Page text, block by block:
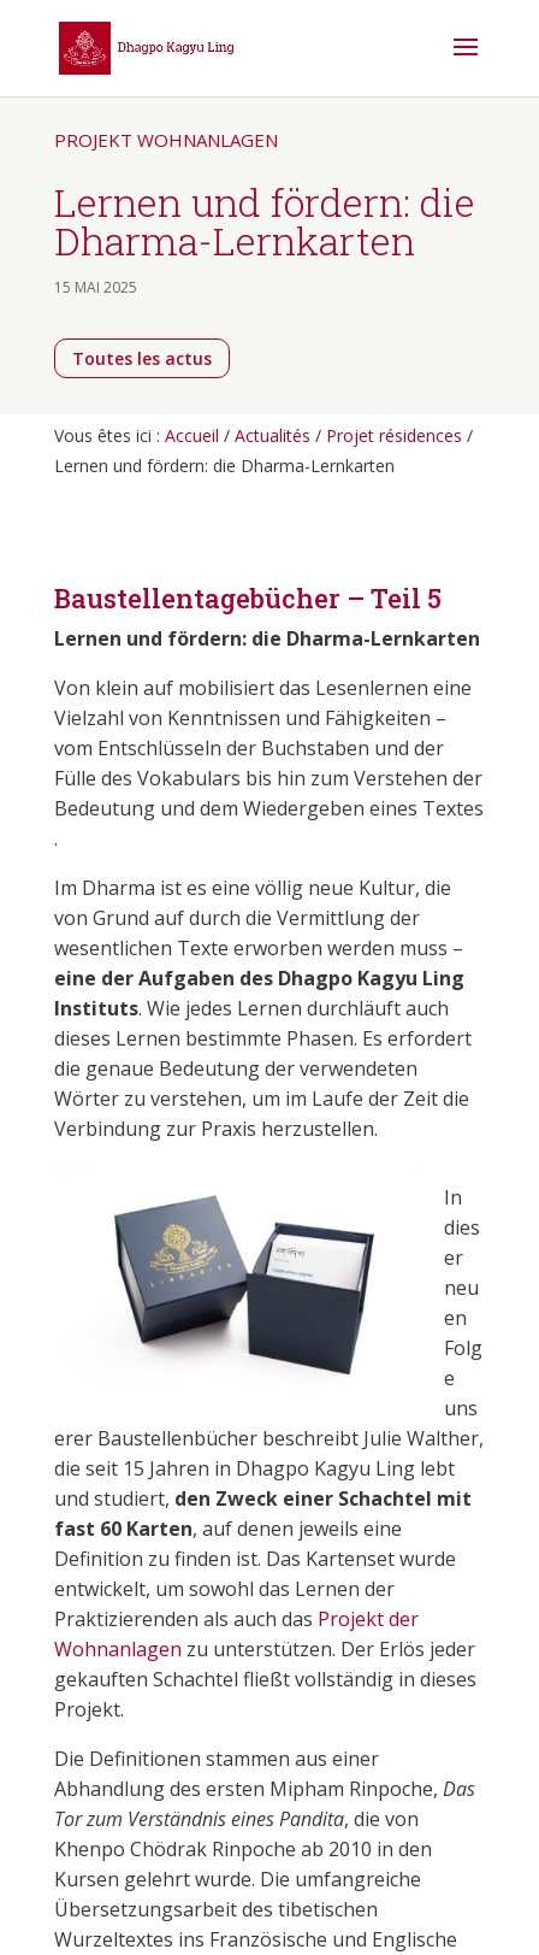
PROJEKT WOHNANLAGEN
Lernen und fördern: die
Dharma-Lernkarten
15 MAI 2025
Toutes les actus
Vous êtes ici : Accueil / Actualités / Projet résidences /
Lernen und fördern: die Dharma-Lernkarten
Baustellentagebücher – Teil 5
Lernen und fördern: die Dharma-Lernkarten
Von klein auf mobilisiert das Lesenlernen eine
Vielzahl von Kenntnissen und Fähigkeiten –
vom Entschlüsseln der Buchstaben und der
Fülle des Vokabulars bis hin zum Verstehen der
Bedeutung und dem Wiedergeben eines Textes
.
Im Dharma ist es eine völlig neue Kultur, die
von Grund auf durch die Vermittlung der
wesentlichen Texte erworben werden muss –
eine der Aufgaben des Dhagpo Kagyu Ling
Instituts. Wie jedes Lernen durchläuft auch
dieses Lernen bestimmte Phasen. Es erfordert
die genaue Bedeutung der verwendeten
Wörter zu verstehen, um im Laufe der Zeit die
Verbindung zur Praxis herzustellen.
In
dies
er
neu
en
Folg
e
uns
erer Baustellenbücher beschreibt Julie Walther,
die seit 15 Jahren in Dhagpo Kagyu Ling lebt
und studiert, den Zweck einer Schachtel mit
fast 60 Karten, auf denen jeweils eine
Definition zu finden ist. Das Kartenset wurde
entwickelt, um sowohl das Lernen der
Praktizierenden als auch das Projekt der
Wohnanlagen zu unterstützen. Der Erlös jeder
gekauften Schachtel fließt vollständig in dieses
Projekt.
Die Definitionen stammen aus einer
Abhandlung des ersten Mipham Rinpoche, Das
Tor zum Verständnis eines Pandita, die von
Khenpo Chödrak Rinpoche ab 2010 in den
Kursen gelehrt wurde. Die umfangreiche
Übersetzungsarbeit des tibetischen
Wurzeltextes ins Französische und Englische